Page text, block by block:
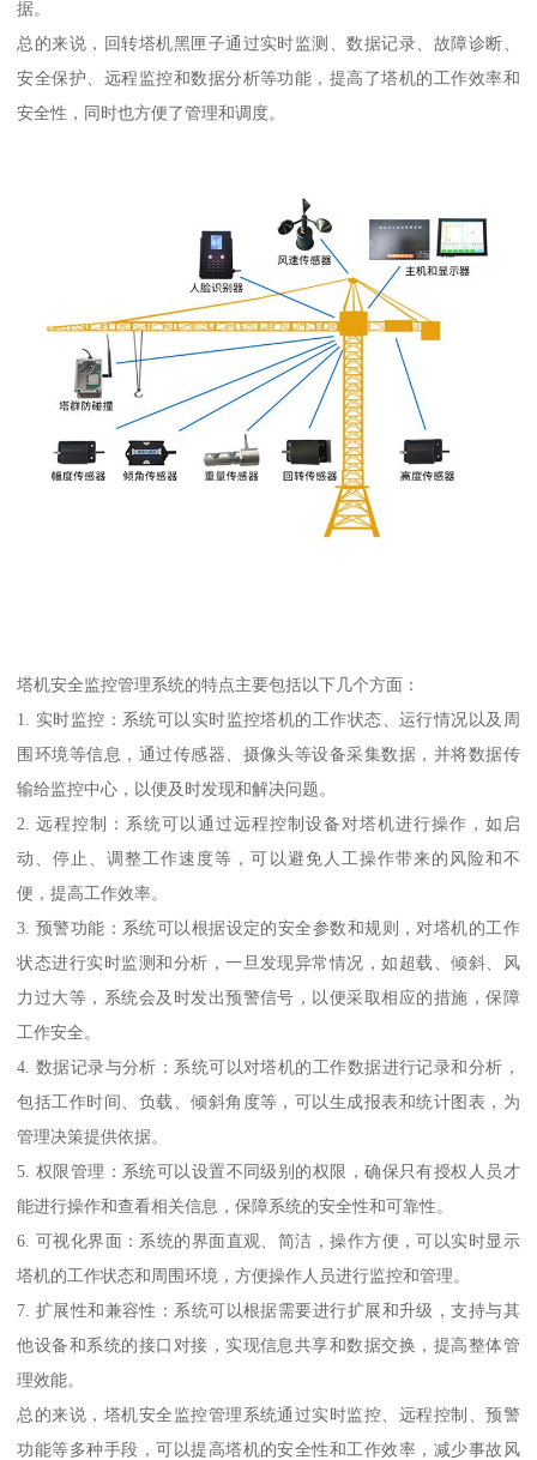
据。
总的来说，回转塔机黑匣子通过实时监测、数据记录、故障诊断、
安全保护、远程监控和数据分析等功能，提高了塔机的工作效率和
安全性，同时也方便了管理和调度。
塔机安全监控管理系统的特点主要包括以下几个方面：
1. 实时监控：系统可以实时监控塔机的工作状态、运行情况以及周
围环境等信息，通过传感器、摄像头等设备采集数据，并将数据传
输给监控中心，以便及时发现和解决问题。
2. 远程控制：系统可以通过远程控制设备对塔机进行操作，如启
动、停止、调整工作速度等，可以避免人工操作带来的风险和不
便，提高工作效率。
3. 预警功能：系统可以根据设定的安全参数和规则，对塔机的工作
状态进行实时监测和分析，一旦发现异常情况，如超载、倾斜、风
力过大等，系统会及时发出预警信号，以便采取相应的措施，保障
工作安全。
4. 数据记录与分析：系统可以对塔机的工作数据进行记录和分析，
包括工作时间、负载、倾斜角度等，可以生成报表和统计图表，为
管理决策提供依据。
5. 权限管理：系统可以设置不同级别的权限，确保只有授权人员才
能进行操作和查看相关信息，保障系统的安全性和可靠性。
6. 可视化界面：系统的界面直观、简洁，操作方便，可以实时显示
塔机的工作状态和周围环境，方便操作人员进行监控和管理。
7. 扩展性和兼容性：系统可以根据需要进行扩展和升级，支持与其
他设备和系统的接口对接，实现信息共享和数据交换，提高整体管
理效能。
总的来说，塔机安全监控管理系统通过实时监控、远程控制、预警
功能等多种手段，可以提高塔机的安全性和工作效率，减少事故风